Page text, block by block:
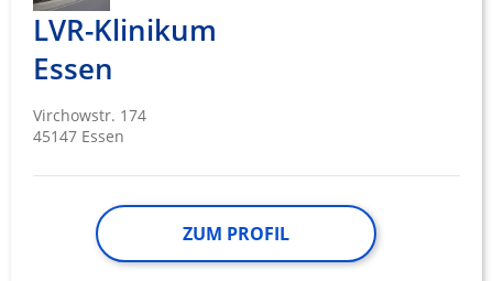
LVR-Klinikum
Essen
Virchowstr. 174
45147 Essen
ZUM PROFIL